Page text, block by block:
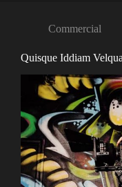
Commercial
Quisque Iddiam